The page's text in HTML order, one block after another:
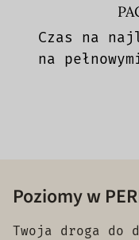
Czas na
na
Poziomy w
Twoja droga do